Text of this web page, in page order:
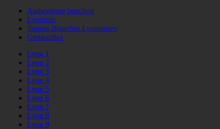
Authentique bouchon
Lyonnais
Toques Blanches Lyonnaises
Grenouilles
Lyon 1
Lyon 2
Lyon 3
Lyon 4
Lyon 5
Lyon 6
Lyon 7
Lyon 8
Lyon 9